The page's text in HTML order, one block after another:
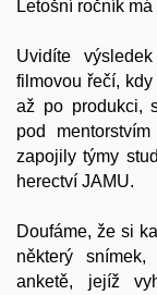
Letošní ročník má
Uvidíte
filmovou řečí,
až po produkci,
pod
zapojily týmy
herectví JAMU.
Doufáme, že si
některý
anketě, jejíž